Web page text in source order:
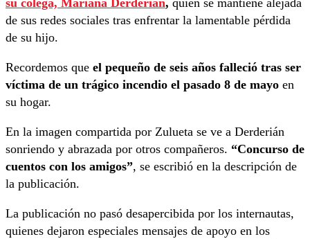
su colega, Mariana Derderian, quien se mantiene alejada
de sus redes sociales tras enfrentar la lamentable pérdida
de su hijo.
Recordemos que el pequeño de seis años falleció tras ser
víctima de un trágico incendio el pasado 8 de mayo en
su hogar.
En la imagen compartida por Zulueta se ve a Derderián
sonriendo y abrazada por otros compañeros. “Concurso de
cuentos con los amigos”, se escribió en la descripción de
la publicación.
La publicación no pasó desapercibida por los internautas,
quienes dejaron especiales mensajes de apoyo en los